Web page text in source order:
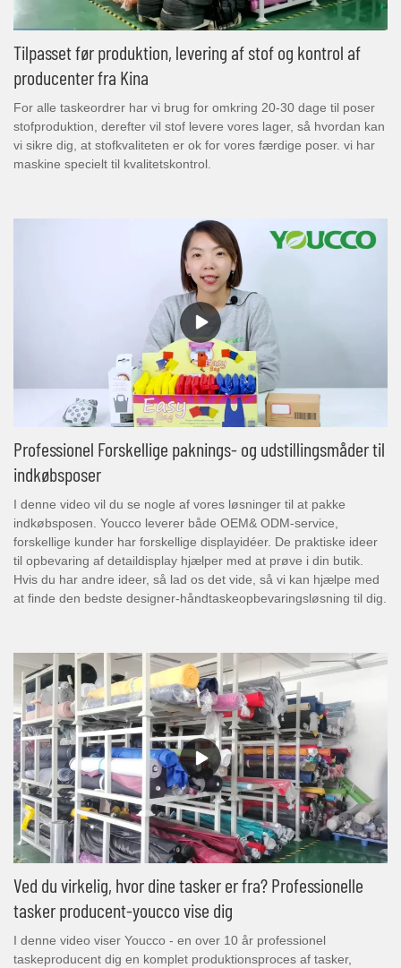
Tilpasset før produktion, levering af stof og kontrol af
producenter fra Kina
For alle taskeordrer har vi brug for omkring 20-30 dage til poser
stofproduktion, derefter vil stof levere vores lager, så hvordan kan
vi sikre dig, at stofkvaliteten er ok for vores færdige poser. vi har
maskine specielt til kvalitetskontrol.
Professionel Forskellige paknings- og udstillingsmåder til
indkøbsposer
I denne video vil du se nogle af vores løsninger til at pakke
indkøbsposen. Youcco leverer både OEM& ODM-service,
forskellige kunder har forskellige displayidéer. De praktiske ideer
til opbevaring af detaildisplay hjælper med at prøve i din butik.
Hvis du har andre ideer, så lad os det vide, så vi kan hjælpe med
at finde den bedste designer-håndtaskeopbevaringsløsning til dig.
Ved du virkelig, hvor dine tasker er fra? Professionelle
tasker producent-youcco vise dig
I denne video viser Youcco - en over 10 år professionel
taskeproducent dig en komplet produktionsproces af tasker,